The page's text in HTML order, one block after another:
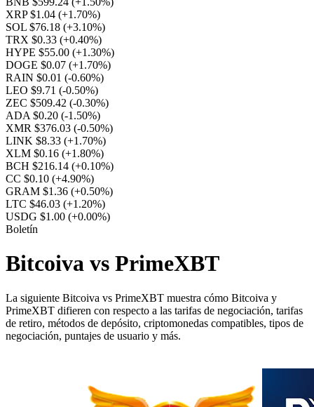
XRP $1.04 (+1.70%)
SOL $76.18 (+3.10%)
TRX $0.33 (+0.40%)
HYPE $55.00 (+1.30%)
DOGE $0.07 (+1.70%)
RAIN $0.01 (-0.60%)
LEO $9.71 (-0.50%)
ZEC $509.42 (-0.30%)
ADA $0.20 (-1.50%)
XMR $376.03 (-0.50%)
LINK $8.33 (+1.70%)
XLM $0.16 (+1.80%)
BCH $216.14 (+0.10%)
CC $0.10 (+4.90%)
GRAM $1.36 (+0.50%)
LTC $46.03 (+1.20%)
USDG $1.00 (+0.00%)
Boletín
Bitcoiva vs PrimeXBT
La siguiente Bitcoiva vs PrimeXBT muestra cómo Bitcoiva y
PrimeXBT difieren con respecto a las tarifas de negociación, tarifas
de retiro, métodos de depósito, criptomonedas compatibles, tipos de
negociación, puntajes de usuario y más.